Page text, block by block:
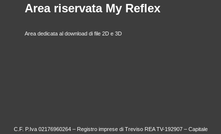
Area riservata My Reflex
Area dedicata al download di file 2D e 3D
C.F. P.Iva 02176960264 – Registro imprese di Treviso REA TV-192907 – Capitale